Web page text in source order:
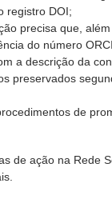
registro DOI;
precisa que,
do número
a descrição da
preservados
de
de ação na Rede